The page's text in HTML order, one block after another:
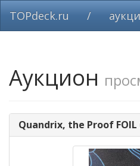
TOPdeck.ru /
Аукцион
Quandrix, the Proof FOIL